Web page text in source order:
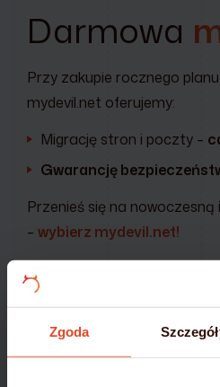
Zgoda
Darmowa
Przy zakupie rocznego
mydevil.net oferujemy:
Migrację stron i poczty –
Gwarancję
Przenieś się na
– wybierz mydevil.net!